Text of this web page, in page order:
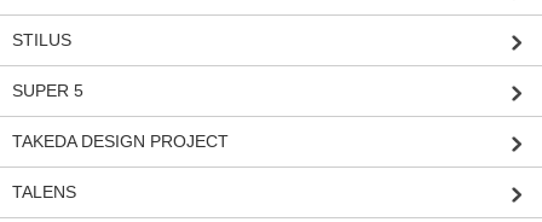
STILUS
SUPER 5
TAKEDA DESIGN PROJECT
TALENS